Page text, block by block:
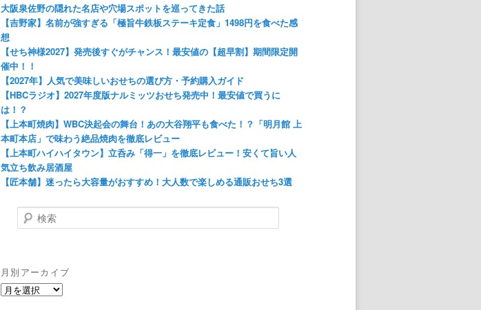
大阪泉佐野の隠れた名店や穴場スポットを巡ってきた話
【吉野家】名前が強すぎる「極旨牛鉄板ステーキ定食」1498円を食べた感
想
【せち神様2027】発売後すぐがチャンス！最安値の【超早割】期間限定開
催中！！
【2027年】人気で美味しいおせちの選び方・予約購入ガイド
【HBCラジオ】2027年度版ナルミッツおせち発売中！最安値で買うに
は！？
【上本町焼肉】WBC決起会の舞台！あの大谷翔平も食べた！？「明月館 上
本町本店」で味わう絶品焼肉を徹底レビュー
【上本町ハイハイタウン】立呑み「得一」を徹底レビュー！安くて旨い人
気立ち飲み居酒屋
【匠本舗】迷ったら大容量がおすすめ！大人数で楽しめる通販おせち3選
検
索
月別アーカイブ
月